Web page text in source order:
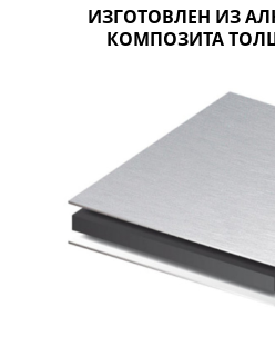
ИЗГОТОВЛЕН ИЗ
КОМПОЗИТА